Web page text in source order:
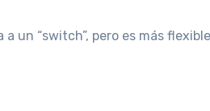
un “switch”, pero es más